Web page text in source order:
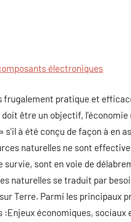
électroniques
frugalement pratique et
être un objectif, l’économie
à été conçu de façon à en
naturelles ne sont
survie, sont en voie de
naturelles se traduit par
Terre. Parmi les principaux
économiques,